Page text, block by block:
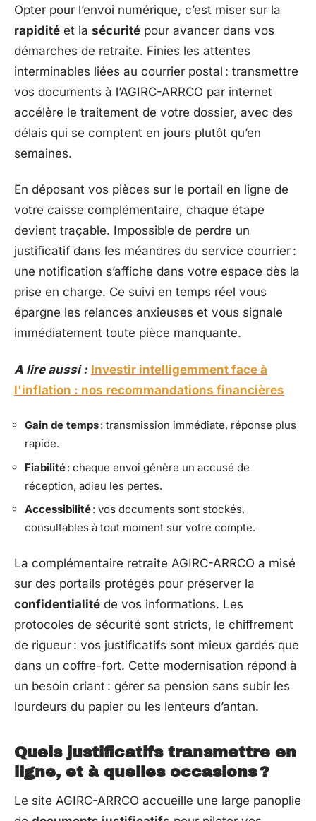
Opter pour l’envoi numérique, c’est miser sur la
rapidité et la sécurité pour avancer dans vos
démarches de retraite. Finies les attentes
interminables liées au courrier postal : transmettre
vos documents à l’AGIRC-ARRCO par internet
accélère le traitement de votre dossier, avec des
délais qui se comptent en jours plutôt qu’en
semaines.
En déposant vos pièces sur le portail en ligne de
votre caisse complémentaire, chaque étape
devient traçable. Impossible de perdre un
justificatif dans les méandres du service courrier :
une notification s’affiche dans votre espace dès la
prise en charge. Ce suivi en temps réel vous
épargne les relances anxieuses et vous signale
immédiatement toute pièce manquante.
A lire aussi : Investir intelligemment face à
l'inflation : nos recommandations financières
Gain de temps: transmission immédiate, réponse plus
rapide.
Fiabilité: chaque envoi génère un accusé de
réception, adieu les pertes.
Accessibilité: vos documents sont stockés,
consultables à tout moment sur votre compte.
La complémentaire retraite AGIRC-ARRCO a misé
sur des portails protégés pour préserver la
confidentialité de vos informations. Les
protocoles de sécurité sont stricts, le chiffrement
de rigueur : vos justificatifs sont mieux gardés que
dans un coffre-fort. Cette modernisation répond à
un besoin criant : gérer sa pension sans subir les
lourdeurs du papier ou les lenteurs d’antan.
Quels justificatifs transmettre en
ligne, et à quelles occasions ?
Le site AGIRC-ARRCO accueille une large panoplie